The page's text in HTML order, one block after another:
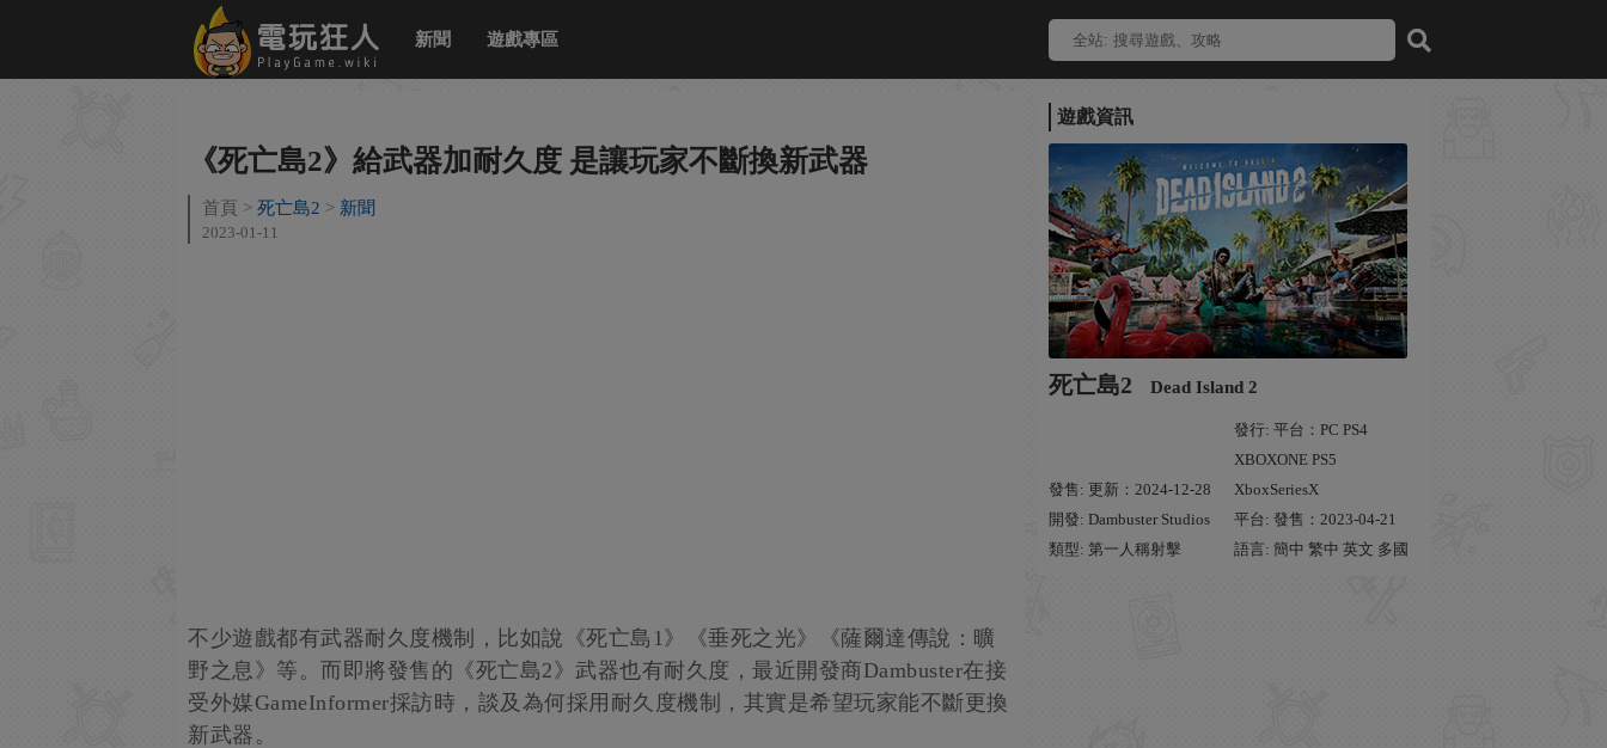
新聞 遊戲專區
遊戲資訊
死亡島2 Dead Island 2
發售: 更新：2024-12-28
發行: 平台：PC PS4
XBOXONE PS5
XboxSeriesX
開發: Dambuster Studios
平台: 發售：2023-04-21
類型: 第一人稱射擊
語言: 簡中 繁中 英文 多國
《死亡島2》給武器加耐久度 是讓玩家不斷換新武器
首頁 死亡島2 新聞
2023-01-11
不少遊戲都有武器耐久度機制，比如說《死亡島1》《垂死之光》《薩爾達傳說：曠
野之息》等。而即將發售的《死亡島2》武器也有耐久度，最近開發商Dambuster在接
受外媒GameInformer採訪時，談及為何採用耐久度機制，其實是希望玩家能不斷更換
新武器。